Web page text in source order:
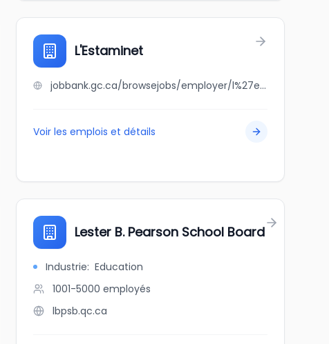
L'Estaminet
jobbank.gc.ca/browsejobs/employer/l%27estaminet/ca
Voir les emplois et détails
Lester B. Pearson School Board
Industrie: Education
1001-5000 employés
lbpsb.qc.ca